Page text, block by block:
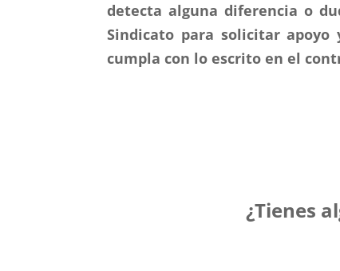
detecta alguna diferencia o
Sindicato para solicitar
cumpla con lo escrito en el
¿Tienes